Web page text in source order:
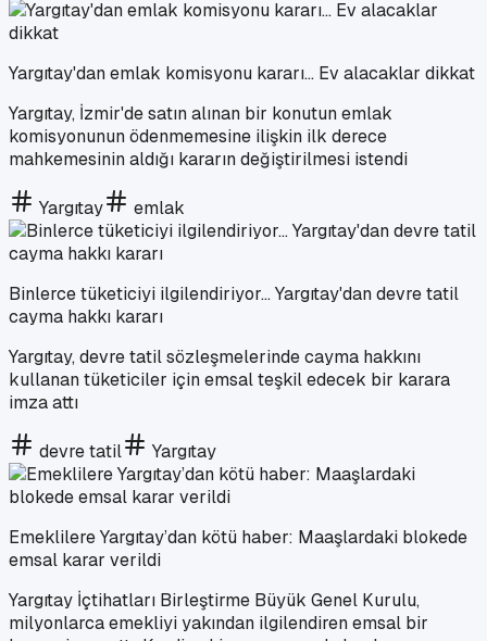
Yargıtay'dan emlak komisyonu kararı... Ev alacaklar dikkat
Yargıtay, İzmir'de satın alınan bir konutun emlak
komisyonunun ödenmemesine ilişkin ilk derece
mahkemesinin aldığı kararın değiştirilmesi istendi
Yargıtay emlak
Binlerce tüketiciyi ilgilendiriyor... Yargıtay'dan devre tatil
cayma hakkı kararı
Yargıtay, devre tatil sözleşmelerinde cayma hakkını
kullanan tüketiciler için emsal teşkil edecek bir karara
imza attı
devre tatil Yargıtay
Emeklilere Yargıtay’dan kötü haber: Maaşlardaki blokede
emsal karar verildi
Yargıtay İçtihatları Birleştirme Büyük Genel Kurulu,
milyonlarca emekliyi yakından ilgilendiren emsal bir